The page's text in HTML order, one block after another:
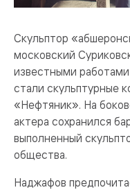
Скульптор
московский
известными
стали скульптурные
«Нефтяник». На
актера сохранился
выполненный
общества.
Наджафов